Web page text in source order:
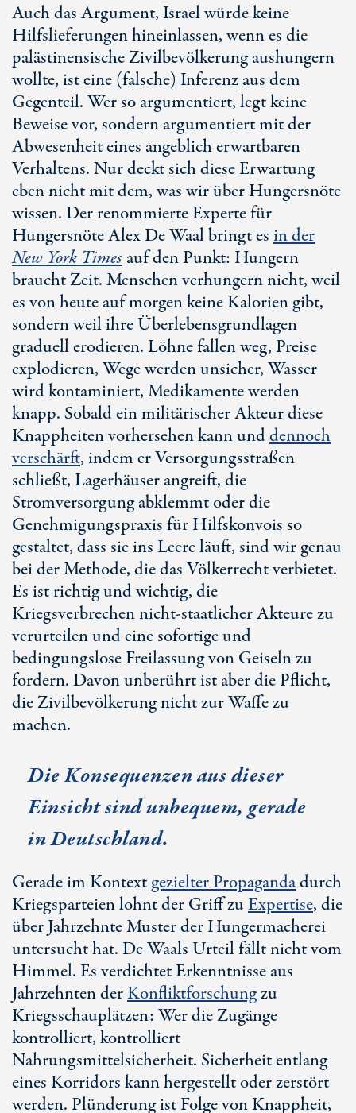
Auch das Argument, Israel würde keine
Hilfslieferungen hineinlassen, wenn es die
palästinensische Zivilbevölkerung aushungern
wollte, ist eine (falsche) Inferenz aus dem
Gegenteil. Wer so argumentiert, legt keine
Beweise vor, sondern argumentiert mit der
Abwesenheit eines angeblich erwartbaren
Verhaltens. Nur deckt sich diese Erwartung
eben nicht mit dem, was wir über Hungersnöte
wissen. Der renommierte Experte für
Hungersnöte AlexDe Waalbringt esin der
New YorkTimesauf den Punkt: Hungern
braucht Zeit. Menschen verhungern nicht, weil
es von heute auf morgen keine Kalorien gibt,
sondern weil ihre Überlebensgrundlagen
graduell erodieren. Löhne fallen weg, Preise
explodieren, Wege werden unsicher, Wasser
wird kontaminiert, Medikamente werden
knapp. Sobald ein militärischer Akteur diese
Knappheiten vorhersehen kann unddennoch
verschärft, indem er Versorgungsstraßen
schließt, Lagerhäuser angreift, die
Stromversorgung abklemmt oder die
Genehmigungspraxis für Hilfskonvois so
gestaltet, dass sie ins Leere läuft, sind wir genau
bei der Methode, die das Völkerrecht verbietet.
Es ist richtig und wichtig, die
Kriegsverbrechen nicht-staatlicher Akteure zu
verurteilen und eine sofortige und
bedingungslose Freilassung von Geiseln zu
fordern. Davon unberührt ist aber die Pflicht,
die Zivilbevölkerung nicht zur Waffe zu
machen.
Die Konsequenzen aus dieser
Einsicht sind unbequem, gerade
in Deutschland.
Gerade im Kontextgezielter Propagandadurch
Kriegsparteien lohnt der Griff zuExpertise, die
über Jahrzehnte Muster der Hungermacherei
untersucht hat.De Waals Urteil fällt nicht vom
Himmel. Es verdichtet Erkenntnisse aus
Jahrzehnten derKonfliktforschungzu
Kriegsschauplätzen: Wer die Zugänge
kontrolliert, kontrolliert
Nahrungsmittelsicherheit. Sicherheit entlang
eines Korridors kann hergestellt oder zerstört
werden. Plünderung ist Folge von Knappheit,